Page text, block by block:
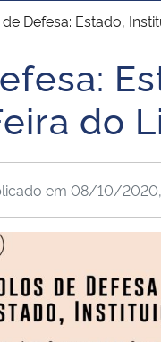
Desenvolvimento
Advocacia-Geral
Defesa: Estado,
do
em 08/10/